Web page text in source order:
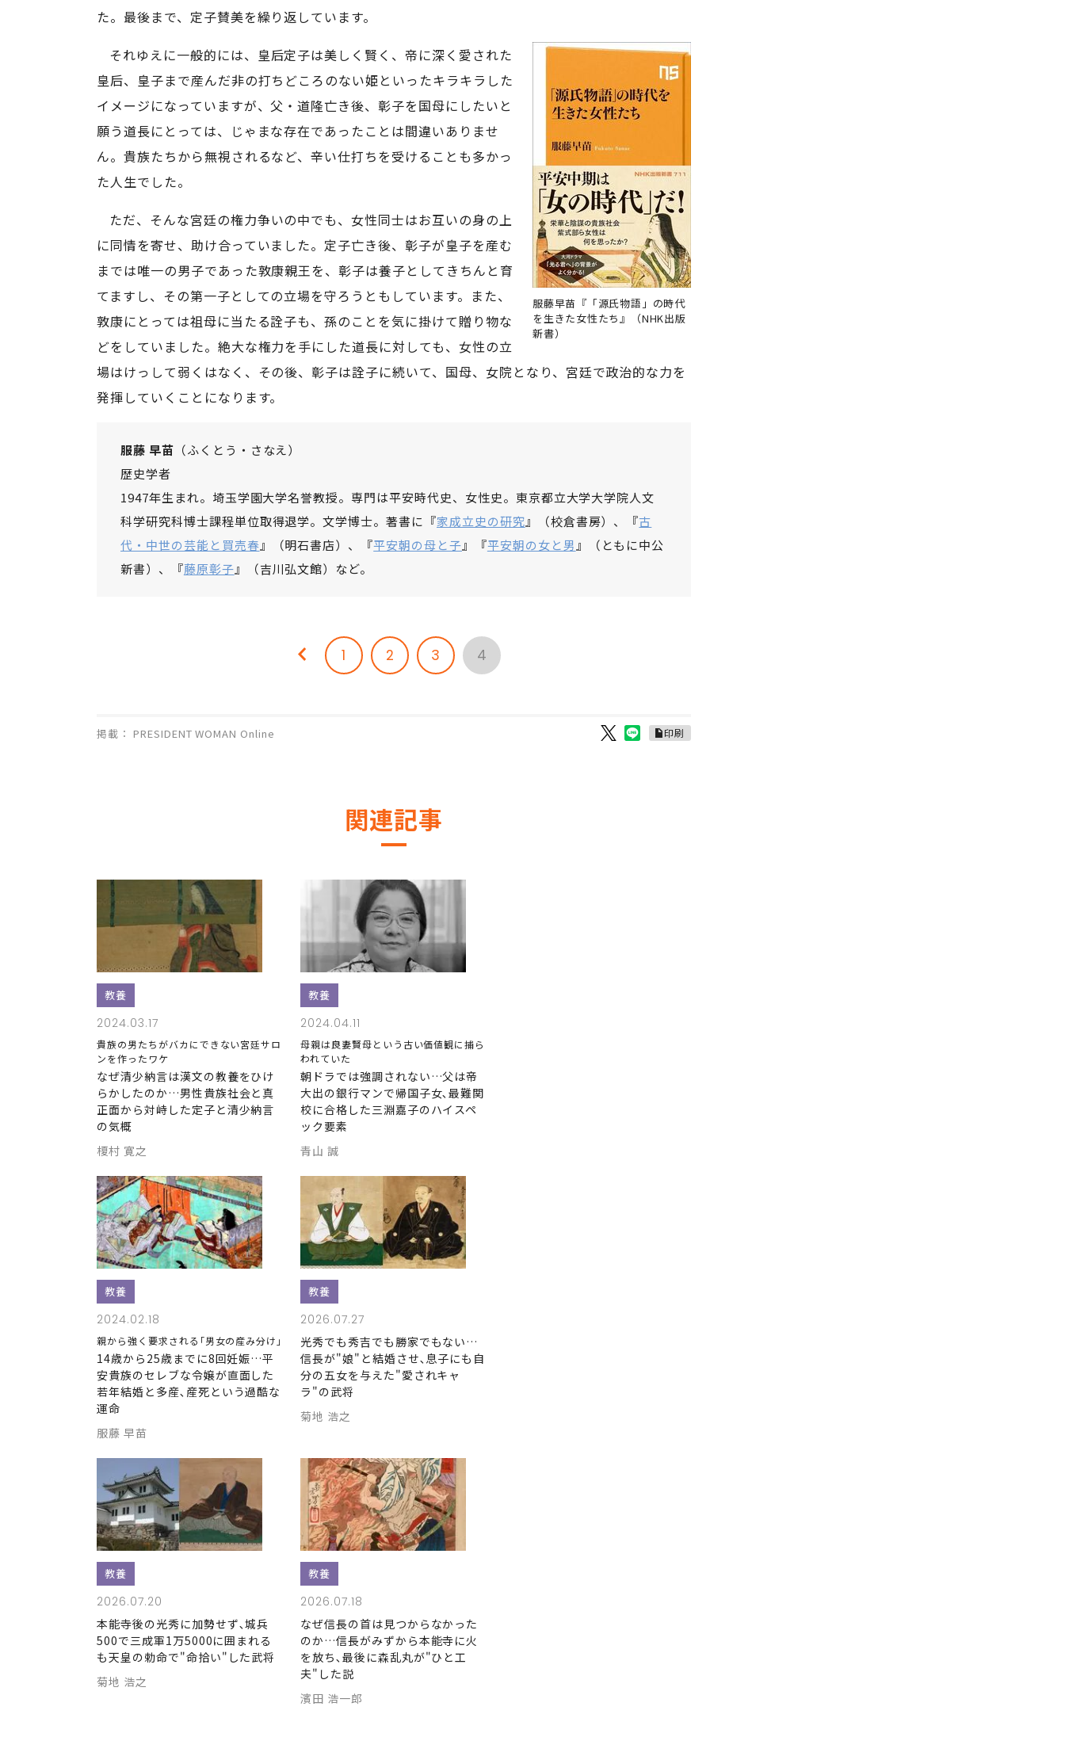
た。最後まで、定子賛美を繰り返しています。
服藤早苗『「源氏物語」の時代
を生きた女性たち』（NHK出版
新書）
それゆえに一般的には、皇后定子は美しく賢く、帝に深く愛された
皇后、皇子まで産んだ非の打ちどころのない姫といったキラキラした
イメージになっていますが、父・道隆亡き後、彰子を国母にしたいと
願う道長にとっては、じゃまな存在であったことは間違いありませ
ん。貴族たちから無視されるなど、辛い仕打ちを受けることも多かっ
た人生でした。
ただ、そんな宮廷の権力争いの中でも、女性同士はお互いの身の上
に同情を寄せ、助け合っていました。定子亡き後、彰子が皇子を産む
までは唯一の男子であった敦康親王を、彰子は養子としてきちんと育
てますし、その第一子としての立場を守ろうともしています。また、
敦康にとっては祖母に当たる詮子も、孫のことを気に掛けて贈り物な
どをしていました。絶大な権力を手にした道長に対しても、女性の立
場はけっして弱くはなく、その後、彰子は詮子に続いて、国母、女院となり、宮廷で政治的な力を
発揮していくことになります。
服藤 早苗 （ふくとう・さなえ）
歴史学者
1947年生まれ。埼玉学園大学名誉教授。専門は平安時代史、女性史。東京都立大学大学院人文
科学研究科博士課程単位取得退学。文学博士。著書に『家成立史の研究』（校倉書房）、『古
代・中世の芸能と買売春』（明石書店）、『平安朝の母と子』『平安朝の女と男 』（ともに中公
新書）、『藤原彰子』（吉川弘文館）など。
1 2 3 4
掲載： PRESIDENT WOMAN Online 印刷
関連記事
教養
2024.03.17
貴族の男たちがバカにできない宮廷サロ
ンを作ったワケ
なぜ清少納言は漢文の教養をひけ
らかしたのか…男性貴族社会と真
正面から対峙した定子と清少納言
の気概
榎村 寛之
教養
2024.04.11
母親は良妻賢母という古い価値観に捕ら
われていた
朝ドラでは強調されない…父は帝
大出の銀行マンで帰国子女､最難関
校に合格した三淵嘉子のハイスペ
ック要素
青山 誠
教養
2024.02.18
親から強く要求される｢男女の産み分け｣
14歳から25歳までに8回妊娠…平
安貴族のセレブな令嬢が直面した
若年結婚と多産､産死という過酷な
運命
服藤 早苗
教養
2026.07.27
光秀でも秀吉でも勝家でもない…
信長が"娘"と結婚させ､息子にも自
分の五女を与えた"愛されキャ
ラ"の武将
菊地 浩之
教養
2026.07.20
本能寺後の光秀に加勢せず､城兵
500で三成軍1万5000に囲まれる
も天皇の勅命で"命拾い"した武将
菊地 浩之
教養
2026.07.18
なぜ信長の首は見つからなかった
のか…信長がみずから本能寺に火
を放ち､最後に森乱丸が"ひと工
夫"した説
濱田 浩一郎